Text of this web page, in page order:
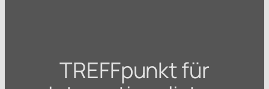
TREFFpunkt für